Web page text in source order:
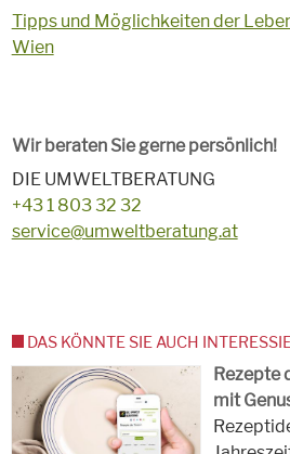
Tipps und Möglichkeiten der
Wien
Wir beraten Sie gerne persönlich!
DIE UMWELTBERATUNG
+43 1 803 32 32
service@umweltberatung.at
DAS KÖNNTE SIE AUCH
Rezepte
mit